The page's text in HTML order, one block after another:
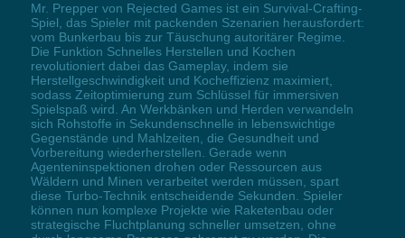
Mr. Prepper von Rejected Games ist ein Survival-Crafting-
Spiel, das Spieler mit packenden Szenarien herausfordert:
vom Bunkerbau bis zur Täuschung autoritärer Regime.
Die Funktion Schnelles Herstellen und Kochen
revolutioniert dabei das Gameplay, indem sie
Herstellgeschwindigkeit und Kocheffizienz maximiert,
sodass Zeitoptimierung zum Schlüssel für immersiven
Spielspaß wird. An Werkbänken und Herden verwandeln
sich Rohstoffe in Sekundenschnelle in lebenswichtige
Gegenstände und Mahlzeiten, die Gesundheit und
Vorbereitung wiederherstellen. Gerade wenn
Agenteninspektionen drohen oder Ressourcen aus
Wäldern und Minen verarbeitet werden müssen, spart
diese Turbo-Technik entscheidende Sekunden. Spieler
können nun komplexe Projekte wie Raketenbau oder
strategische Fluchtplanung schneller umsetzen, ohne